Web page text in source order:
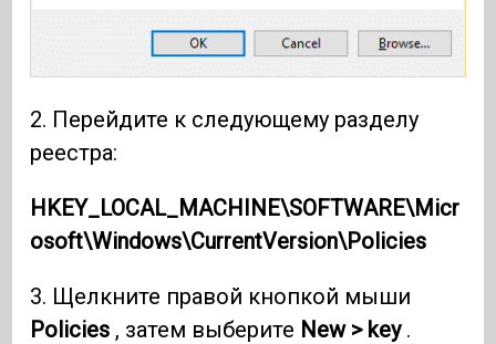
2. Перейдите к следующему разделу
реестра:
HKEY_LOCAL_MACHINE\SOFTWARE\Micr
osoft\Windows\CurrentVersion\Policies
3. Щелкните правой кнопкой мыши
Policies , затем выберите New > key.